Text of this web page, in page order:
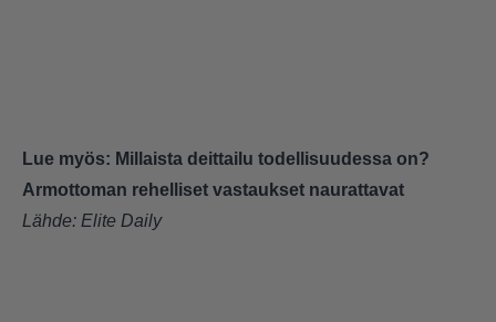
Lue myös: Millaista deittailu todellisuudessa on?
Armottoman rehelliset vastaukset naurattavat
Lähde: Elite Daily